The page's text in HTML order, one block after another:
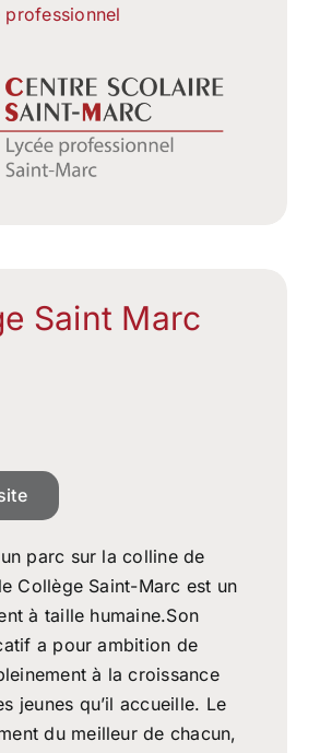
professionnel
Saint Marc
parc sur la colline de
Collège Saint-Marc est un
à taille humaine.Son
a pour ambition de
à la croissance
jeunes qu’il accueille. Le
du meilleur de chacun,